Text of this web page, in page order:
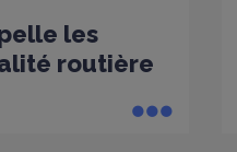
les
routière